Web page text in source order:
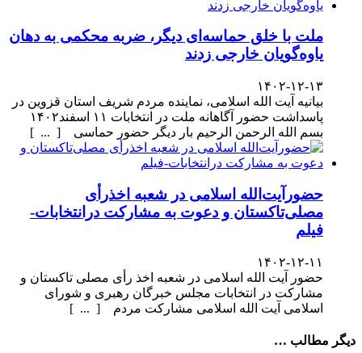
ملت با خلق حماسه‌ای دیگر، ضربه محکمی به دهان
یاوه‌گویان خارجی زدند
۱۴۰۲-۱۲-۱۳
بیانیه آیت الله اسلامی، نماینده مردم شریف استان قزوین در
پاسداشت حضور آگاهانه ملت در انتخابات ۱۱ اسفند۱۴۰۲
بسم الله الرحمن الرحیم بار دیگر حضور حماسی [ ... ]
حضورآیت‌الله اسلامی در شعبه اخذرأی
مصلی‌تاکستان و دعوت به مشارکت درانتخابات-
فیلم
۱۴۰۲-۱۲-۱۱
حضور آیت الله اسلامی در شعبه اخذ رأی مصلی تاکستان و
مشارکت در انتخابات مجلس خبرگان رهبری و شورای
اسلامی آیت الله اسلامی مشارکت مردم [ ... ]
دیگر مطالب …